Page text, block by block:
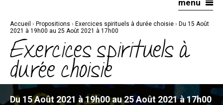
navigation
menu
Accueil › Propositions › Exercices spirituels à durée choisie › Du 15 Août
2021 à 19h00 au 25 Août 2021 à 17h00
Exercices spirituels à
durée choisie
Du 15 Août 2021 à 19h00 au 25 Août 2021 à 17h00